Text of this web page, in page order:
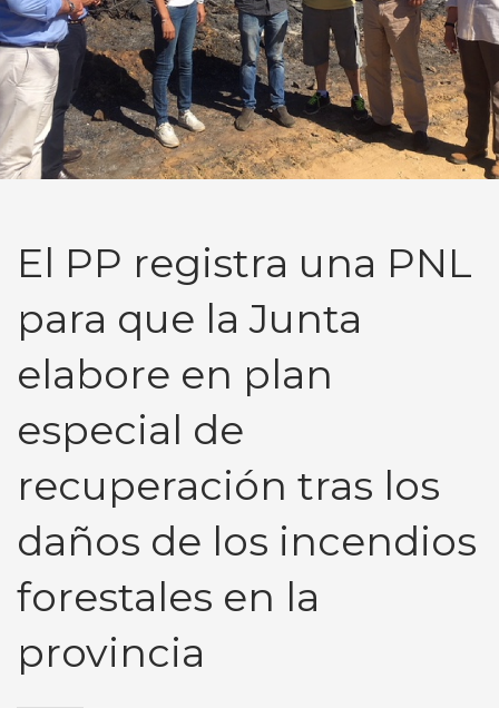
El PP registra una PNL
para que la Junta
elabore en plan
especial de
recuperación tras los
daños de los incendios
forestales en la
provincia